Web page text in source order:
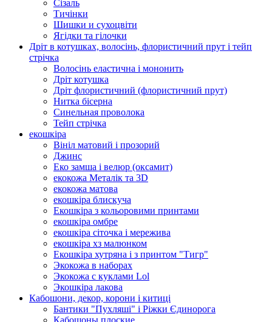
Сізаль
Тичінки
Шишки и сухоцвіти
Ягідки та гілочки
Дріт в котушках, волосінь, флористичний прут і тейп
стрічка
Волосінь еластична і мононить
Дріт котушка
Дріт флористичний (флористичний прут)
Нитка бісерна
Синельная проволока
Тейп стрічка
екошкіра
Вініл матовий і прозорий
Джинс
Еко замша і велюр (оксамит)
екокожа Металік та 3D
екокожа матова
екошкіра блискуча
Екошкіра з кольоровими принтами
екошкіра омбре
екошкіра сіточка і мережива
екошкіра хз малюнком
Екошкіра хутряна і з принтом "Тигр"
Экокожа в наборах
Экокожа с куклами Lol
Экошкiра лакова
Кабошони, декор, корони і китиці
Бантики "Пухляші" і Ріжки Єдинорога
Кабошоны плоские